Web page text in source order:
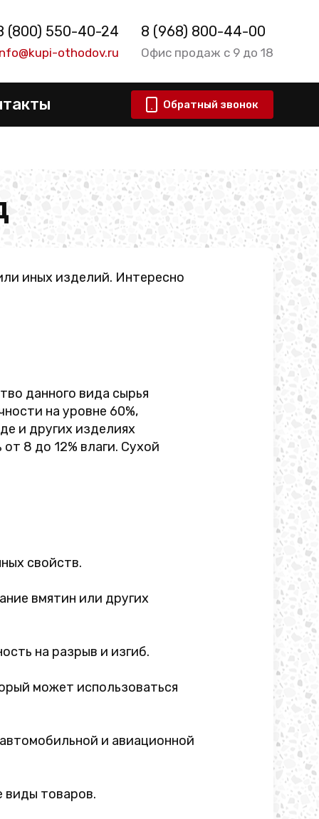
(800) 550-40-24
othodov.ru
8 (968) 800-44-00
Офис продаж с 9 до 18
Обратный звонок
иных изделий. Интересно
данного вида сырья
на уровне 60%,
и других изделиях
8 до 12% влаги. Сухой
свойств.
вмятин или других
на разрыв и изгиб.
может использоваться
и авиационной
виды товаров.